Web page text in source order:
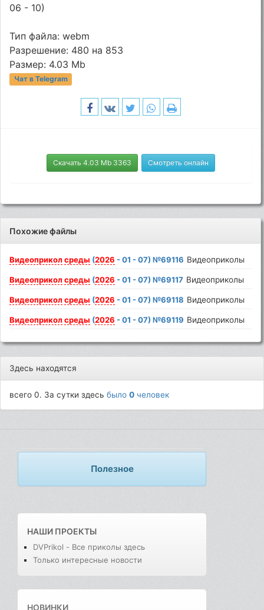
06 - 10)
Тип файла: webm
Разрешение: 480 на 853
Размер: 4.03 Mb
Чат в Telegram
Скачать 4.03 Mb 3363 Смотреть онлайн
Похожие файлы
Видеоприкол среды (2026 - 01 - 07) №69116 Видеоприколы
Видеоприкол среды (2026 - 01 - 07) №69117 Видеоприколы
Видеоприкол среды (2026 - 01 - 07) №69118 Видеоприколы
Видеоприкол среды (2026 - 01 - 07) №69119 Видеоприколы
Здесь находятся
всего 0. За сутки здесьбыло0 человек
Полезное
НАШИ ПРОЕКТЫ
DVPrikol - Все приколы здесь
Только интересные новости
НОВИНКИ